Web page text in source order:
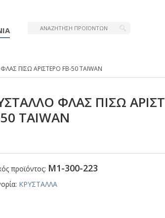
ΠΙΣΩ ΑΡΙΣΤΕΡΟ FΒ-50 ΤΑΙWΑΝ
ΦΛΑΣ ΠΙΣΩ
ΤΑΙWΑΝ
προϊόντος: Μ1-300-223
ΚΡΥΣΤΑΛΛΑ